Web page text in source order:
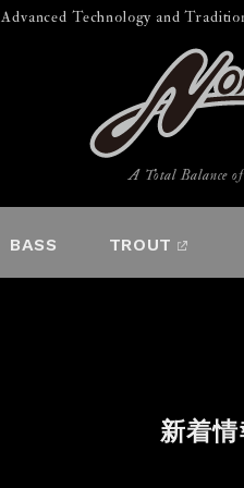
BASS TROUT
Advanced Technology and
A Total Balance
新着